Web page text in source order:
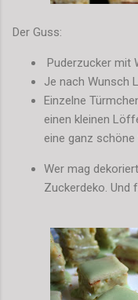
Der Guss:
Puderzucker mit
Je nach Wunsch
Einzelne
einen kleinen
eine ganz schöne
Wer mag
Zuckerdeko. Und